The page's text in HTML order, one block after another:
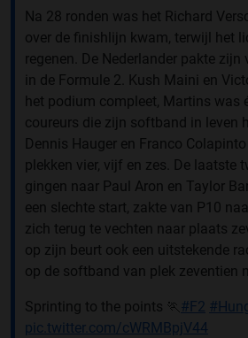
Na 28 ronden was het Richard
over de finishlijn kwam, terwijl het
regenen. De Nederlander pakte zijn
in de Formule 2. Kush Maini en
het podium compleet, Martins was
coureurs die zijn softband in leven
Dennis Hauger en Franco
plekken vier, vijf en zes. De laatste
gingen naar Paul Aron en Taylor
een slechte start, zakte van P10
zich terug te vechten naar plaats
op zijn beurt ook een uitstekende
op de softband van plek zeventien
Sprinting to the points 🏃#F2
pic.twitter.com/cWRMBpjV44